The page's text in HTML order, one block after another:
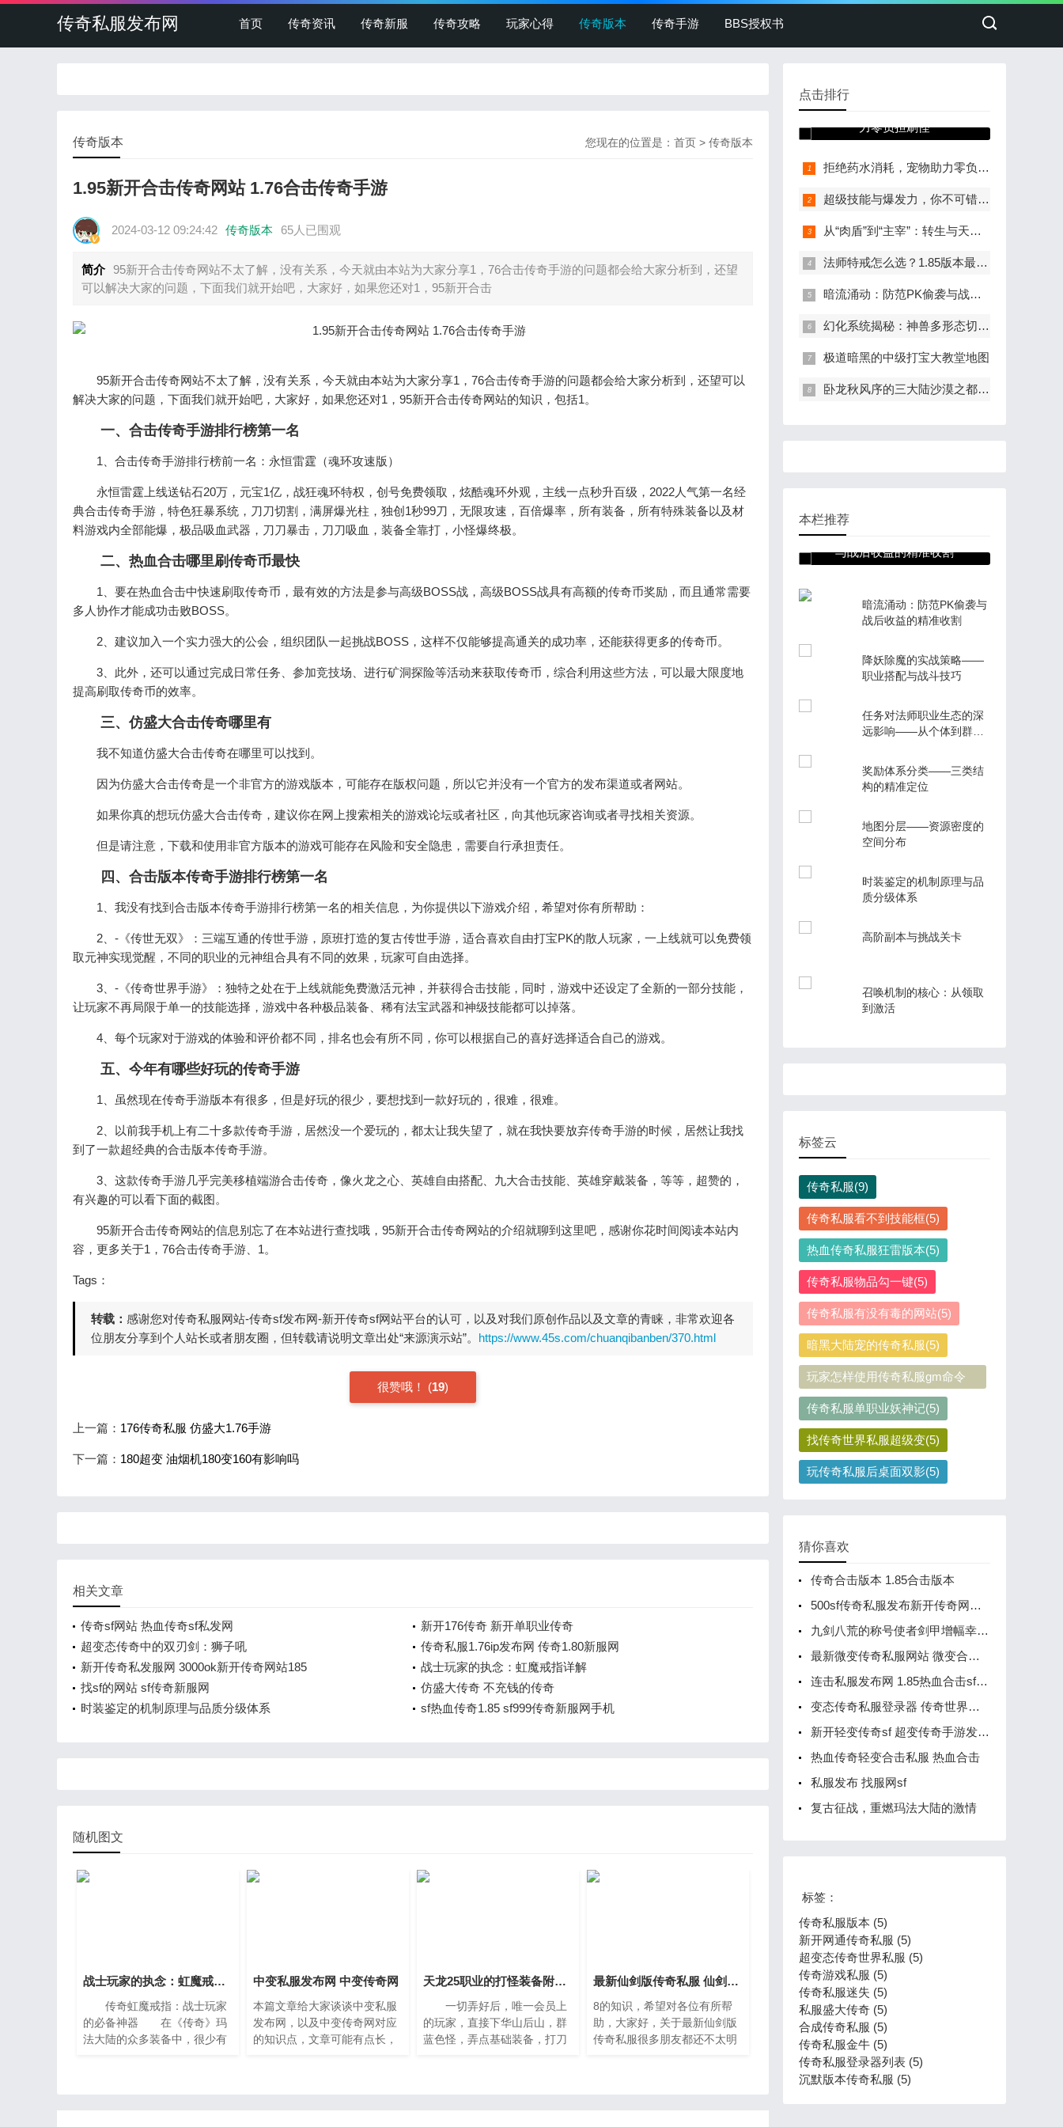
传奇私服发布网 首页 传奇资讯 传奇新服 传奇攻略 玩家心得 传奇版本 传奇手游 BBS授权书
您现在的位置是： 首页 > 传奇版本
传奇版本
1.95新开合击传奇网站 1.76合击传奇手游
2024-03-12 09:24:42 传奇版本 65人已围观
简介 95新开合击传奇网站不太了解，没有关系，今天就由本站为大家分享1，76合击传奇手游的问题都会给大家分析到，还望
可以解决大家的问题，下面我们就开始吧，大家好，如果您还对1，95新开合击
95新开合击传奇网站不太了解，没有关系，今天就由本站为大家分享1，76合击传奇手游的问题都会给大家分析到，还望可以
解决大家的问题，下面我们就开始吧，大家好，如果您还对1，95新开合击传奇网站的知识，包括1。
一、合击传奇手游排行榜第一名
1、合击传奇手游排行榜前一名：永恒雷霆（魂环攻速版）
永恒雷霆上线送钻石20万，元宝1亿，战狂魂环特权，创号免费领取，炫酷魂环外观，主线一点秒升百级，2022人气第一名经
典合击传奇手游，特色狂暴系统，刀刀切割，满屏爆光柱，独创1秒99刀，无限攻速，百倍爆率，所有装备，所有特殊装备以及材
料游戏内全部能爆，极品吸血武器，刀刀暴击，刀刀吸血，装备全靠打，小怪爆终极。
二、热血合击哪里刷传奇币最快
1、要在热血合击中快速刷取传奇币，最有效的方法是参与高级BOSS战，高级BOSS战具有高额的传奇币奖励，而且通常需要
多人协作才能成功击败BOSS。
2、建议加入一个实力强大的公会，组织团队一起挑战BOSS，这样不仅能够提高通关的成功率，还能获得更多的传奇币。
3、此外，还可以通过完成日常任务、参加竞技场、进行矿洞探险等活动来获取传奇币，综合利用这些方法，可以最大限度地
提高刷取传奇币的效率。
三、仿盛大合击传奇哪里有
我不知道仿盛大合击传奇在哪里可以找到。
因为仿盛大合击传奇是一个非官方的游戏版本，可能存在版权问题，所以它并没有一个官方的发布渠道或者网站。
如果你真的想玩仿盛大合击传奇，建议你在网上搜索相关的游戏论坛或者社区，向其他玩家咨询或者寻找相关资源。
但是请注意，下载和使用非官方版本的游戏可能存在风险和安全隐患，需要自行承担责任。
四、合击版本传奇手游排行榜第一名
1、我没有找到合击版本传奇手游排行榜第一名的相关信息，为你提供以下游戏介绍，希望对你有所帮助：
2、-《传世无双》：三端互通的传世手游，原班打造的复古传世手游，适合喜欢自由打宝PK的散人玩家，一上线就可以免费领
取元神实现觉醒，不同的职业的元神组合具有不同的效果，玩家可自由选择。
3、-《传奇世界手游》：独特之处在于上线就能免费激活元神，并获得合击技能，同时，游戏中还设定了全新的一部分技能，
让玩家不再局限于单一的技能选择，游戏中各种极品装备、稀有法宝武器和神级技能都可以掉落。
4、每个玩家对于游戏的体验和评价都不同，排名也会有所不同，你可以根据自己的喜好选择适合自己的游戏。
五、今年有哪些好玩的传奇手游
1、虽然现在传奇手游版本有很多，但是好玩的很少，要想找到一款好玩的，很难，很难。
2、以前我手机上有二十多款传奇手游，居然没一个爱玩的，都太让我失望了，就在我快要放弃传奇手游的时候，居然让我找
到了一款超经典的合击版本传奇手游。
3、这款传奇手游几乎完美移植端游合击传奇，像火龙之心、英雄自由搭配、九大合击技能、英雄穿戴装备，等等，超赞的，
有兴趣的可以看下面的截图。
95新开合击传奇网站的信息别忘了在本站进行查找哦，95新开合击传奇网站的介绍就聊到这里吧，感谢你花时间阅读本站内
容，更多关于1，76合击传奇手游、1。
Tags：
转载： 感谢您对传奇私服网站-传奇sf发布网-新开传奇sf网站平台的认可，以及对我们原创作品以及文章的青睐，非常欢迎各
位朋友分享到个人站长或者朋友圈，但转载请说明文章出处“来源演示站”。 https://www.45s.com/chuanqibanben/370.html
很赞哦！ (19)
上一篇： 176传奇私服 仿盛大1.76手游
下一篇： 180超变 油烟机180变160有影响吗
相关文章
传奇sf网站 热血传奇sf私发网
新开176传奇 新开单职业传奇
超变态传奇中的双刃剑：狮子吼
传奇私服1.76ip发布网 传奇1.80新服网
新开传奇私发服网 3000ok新开传奇网站185
战士玩家的执念：虹魔戒指详解
找sf的网站 sf传奇新服网
仿盛大传奇 不充钱的传奇
时装鉴定的机制原理与品质分级体系
sf热血传奇1.85 sf999传奇新服网手机
随机图文
战士玩家的执念：虹魔戒指详解
传奇虹魔戒指：战士玩家
的必备神器 在《传奇》玛
法大陆的众多装备中，很少有
中变私服发布网 中变传奇网
本篇文章给大家谈谈中变私服
发布网，以及中变传奇网对应
的知识点，文章可能有点长，
天龙25职业的打怪装备附魔提升
一切弄好后，唯一会员上
的玩家，直接下华山后山，群
蓝色怪，弄点基础装备，打刀
最新仙剑版传奇私服 仙剑传奇2.8
8的知识，希望对各位有所帮
助，大家好，关于最新仙剑版
传奇私服很多朋友都还不太明
点击排行
拒绝药水消耗，宠物助
力零负担刷怪
拒绝药水消耗，宠物助力零负担刷怪
超级技能与爆发力，你不可错过的专属装备
从“肉盾”到“主宰”：转生与天赋的双重提升
法师特戒怎么选？1.85版本最强搭配来了
暗流涌动：防范PK偷袭与战后收益的精准收割
幻化系统揭秘：神兽多形态切换的魅力
极道暗黑的中级打宝大教堂地图
卧龙秋风序的三大陆沙漠之都地图介绍
本栏推荐
暗流涌动：防范PK偷袭
与战后收益的精准收割
暗流涌动：防范PK偷袭与
战后收益的精准收割
降妖除魔的实战策略——
职业搭配与战斗技巧
任务对法师职业生态的深
远影响——从个体到群体
奖励体系分类——三类结
构的精准定位
地图分层——资源密度的
空间分布
时装鉴定的机制原理与品
质分级体系
高阶副本与挑战关卡
召唤机制的核心：从领取
到激活
标签云
传奇私服(9)
传奇私服看不到技能框(5)
热血传奇私服狂雷版本(5)
传奇私服物品勾一键(5)
传奇私服有没有毒的网站(5)
暗黑大陆宠的传奇私服(5)
玩家怎样使用传奇私服gm命令
(5)
传奇私服单职业妖神记(5)
找传奇世界私服超级变(5)
玩传奇私服后桌面双影(5)
猜你喜欢
传奇合击版本 1.85合击版本
500sf传奇私服发布新开传奇网站 单职业打金传奇发布网
九剑八荒的称号使者剑甲增幅幸运项链
最新微变传奇私服网站 微变合击传奇
连击私服发布网 1.85热血合击sf发布网
变态传奇私服登录器 传奇世界登录器
新开轻变传奇sf 超变传奇手游发布网新开服
热血传奇轻变合击私服 热血合击
私服发布 找服网sf
复古征战，重燃玛法大陆的激情
标签：
传奇私服版本 (5)
新开网通传奇私服 (5)
超变态传奇世界私服 (5)
传奇游戏私服 (5)
传奇私服迷失 (5)
私服盛大传奇 (5)
合成传奇私服 (5)
传奇私服金牛 (5)
传奇私服登录器列表 (5)
沉默版本传奇私服 (5)